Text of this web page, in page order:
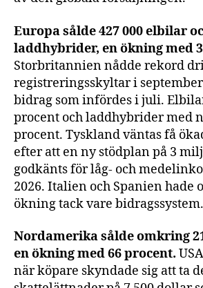
Europa sålde 427 000 elbilar
laddhybrider, en ökning med
Storbritannien nådde rekord
registreringsskyltar i
bidrag som infördes i juli.
procent och laddhybrider med
procent. Tyskland väntas få
efter att en ny stödplan på 3
godkänts för låg- och
2026. Italien och Spanien hade
ökning tack vare bidragssystem.
Nordamerika sålde omkring
en ökning med 66 procent.
när köpare skyndade sig att ta